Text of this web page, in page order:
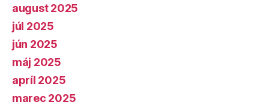
august 2025
júl 2025
jún 2025
máj 2025
apríl 2025
marec 2025